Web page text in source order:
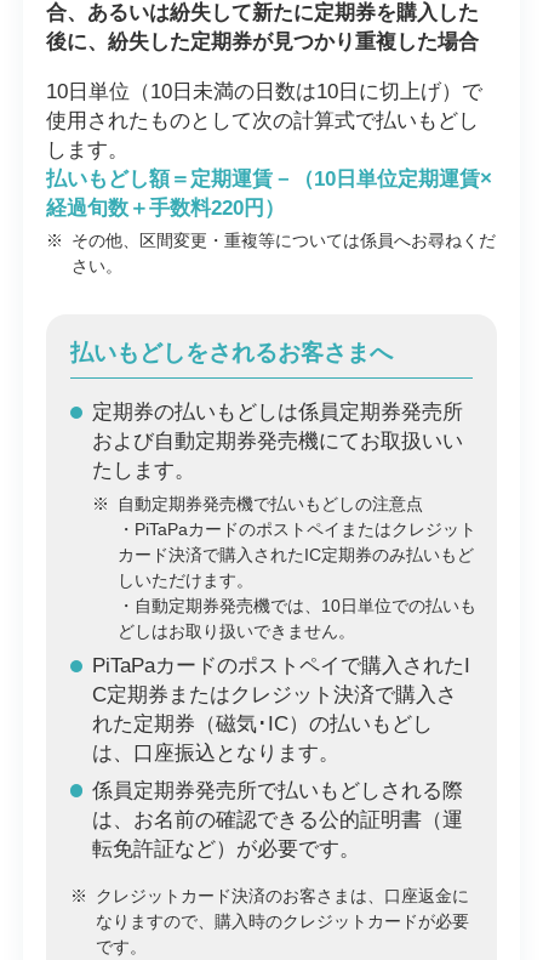
合、あるいは紛失して新たに定期券を購入した
後に、紛失した定期券が見つかり重複した場合
10日単位（10日未満の日数は10日に切上げ）で
使用されたものとして次の計算式で払いもどし
します。
払いもどし額＝定期運賃－（10日単位定期運賃×
経過旬数＋手数料220円）
※
その他、区間変更・重複等については係員へお尋ねくだ
さい。
払いもどしをされるお客さまへ
定期券の払いもどしは係員定期券発売所
および自動定期券発売機にてお取扱いい
たします。
※
自動定期券発売機で払いもどしの注意点
・PiTaPaカードのポストペイまたはクレジット
カード決済で購入されたIC定期券のみ払いもど
しいただけます。
・自動定期券発売機では、10日単位での払いも
どしはお取り扱いできません。
PiTaPaカードのポストペイで購入されたI
C定期券またはクレジット決済で購入さ
れた定期券（磁気･IC）の払いもどし
は、口座振込となります。
係員定期券発売所で払いもどしされる際
は、お名前の確認できる公的証明書（運
転免許証など）が必要です。
※
クレジットカード決済のお客さまは、口座返金に
なりますので、購入時のクレジットカードが必要
です。